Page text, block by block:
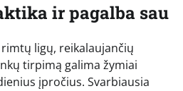
ir pagalba sau
ligų, reikalaujančių
tirpimą galima žymiai
įpročius. Svarbiausia